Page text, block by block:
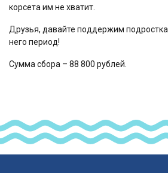
корсета им не хватит.
Друзья, давайте поддержим подростка
него период!
Сумма сбора – 88 800 рублей.